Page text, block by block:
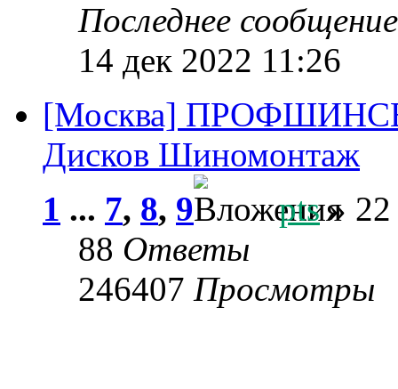
Последнее
14 дек 2022 11:26
[Москва]
Дисков Шиномонтаж
1 ... 7, 8, 9 pts» 22
88 Ответы
246407 Просмотры